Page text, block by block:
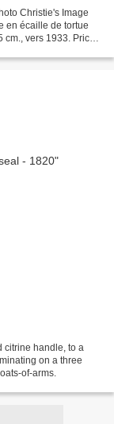
Christie's Image
en écaille de tortue
cm., vers 1933. Price
citrine handle, to a
on a three
of-arms.